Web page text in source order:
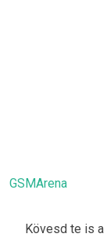
GSMArena
Kövesd te is a